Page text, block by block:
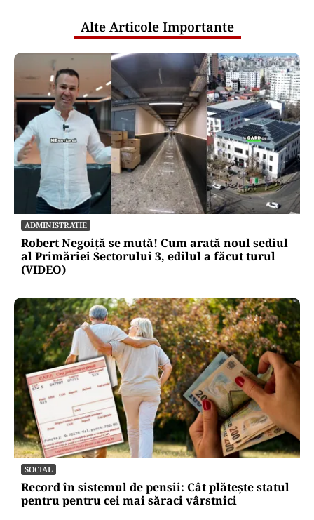
Alte Articole Importante
ADMINISTRATIE
Robert Negoiță se mută! Cum arată noul sediul
al Primăriei Sectorului 3, edilul a făcut turul
(VIDEO)
SOCIAL
Record în sistemul de pensii: Cât plătește statul
pentru pentru cei mai săraci vârstnici